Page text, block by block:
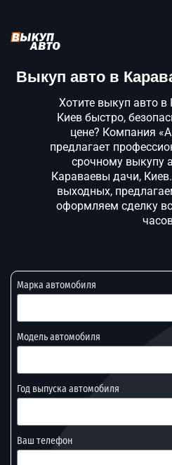
Выкуп авто в
Хотите выкуп авто
Киев быстро,
цене? Компания
предлагает
срочному выкупу
Караваевы дачи,
выходных,
оформляем сделку
Марка автомобиля
Модель автомобиля
Год выпуска автомобиля
Ваш телефон